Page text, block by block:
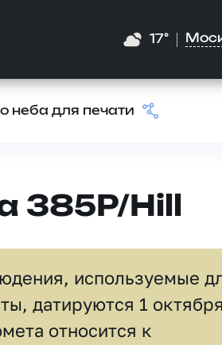
17°
неба для печати
385P/Hill
используемые
датируются 1
относится к